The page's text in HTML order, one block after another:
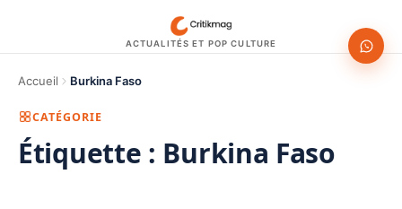
ACTUALITÉS ET POP CULTURE
Accueil Burkina Faso
CATÉGORIE
Étiquette : Burkina Faso